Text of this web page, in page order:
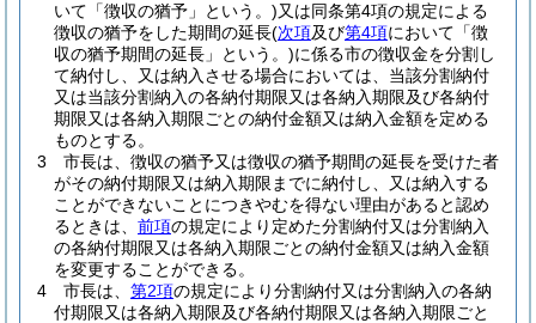
いて「徴収の猶予」という。)又は同条第4項の規定による
徴収の猶予をした期間の延長(次項及び第4項において「徴
収の猶予期間の延長」という。)に係る市の徴収金を分割し
て納付し、又は納入させる場合においては、当該分割納付
又は当該分割納入の各納付期限又は各納入期限及び各納付
期限又は各納入期限ごとの納付金額又は納入金額を定める
ものとする。
3
市長は、徴収の猶予又は徴収の猶予期間の延長を受けた者
がその納付期限又は納入期限までに納付し、又は納入する
ことができないことにつきやむを得ない理由があると認め
るときは、 前項の規定により定めた分割納付又は分割納入
の各納付期限又は各納入期限ごとの納付金額又は納入金額
を変更することができる。
4
市長は、 第2項の規定により分割納付又は分割納入の各納
付期限又は各納入期限及び各納付期限又は各納入期限ごと